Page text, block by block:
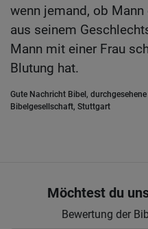
wenn jemand, ob
aus seinem
Mann mit einer Frau
Blutung hat.
Gute Nachricht Bibel,
Bibelgesellschaft, Stuttgart
Möchtest du
Bewertung der